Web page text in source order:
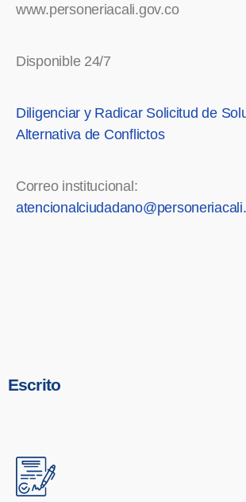
www.personeriacali.gov.co
Disponible 24/7
Diligenciar y Radicar Solicitud de
Alternativa de Conflictos
Correo institucional:
Escrito